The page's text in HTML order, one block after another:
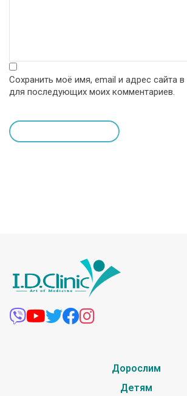
Сохранить моё имя, email и адрес сайта в
для последующих моих комментариев.
Дорослим
Детям